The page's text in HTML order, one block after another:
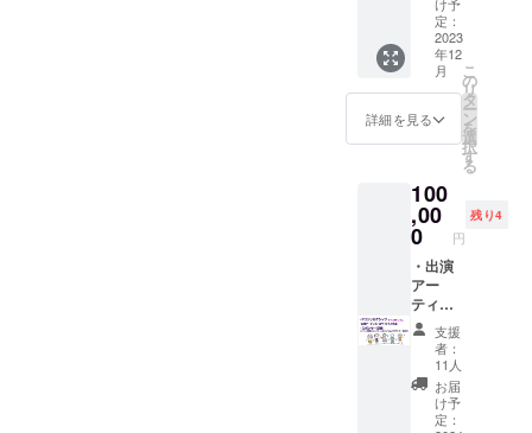
とイベ
ント写
真を使
用した
手書き
セージ
カード
ただき
ます※お
礼の動
画内で
お一人
お一人
のお名
前をお
呼びす
ること
はでき
かねま
す。動
画（特
典映像
あり）
とイベ
ント写
真を使
用した
カード
を送ら
せてい
ます※お
礼の動
画内で
お一人
お一人
のお名
前をお
呼びす
ること
どの動
画のエ
ンド
ロール
にお名
前（又
文字に
て掲載
しま
す。沖
縄サム
ライの
チャン
ネルに
て投稿
します
（11月
投稿予
定） ・
サー様
のお名
前をご
紹介い
たしま
す ※支
援時、
掲載を
希望さ
れるお
名前を
ご記入
くださ
い。 ※
掲載方
法（祭
り終了
後に
フェス
の様子
け予
定：
2023
年12
月
詳細を見る
こ
の
リ
タ
ー
ン
を
選
択
す
る
100
,00
0 円
残り4
・出演
アー
ティス
トのサ
イン入
り色紙
（かり
ゆし58
やET-
支援
者：
11人
お届
け予
定：